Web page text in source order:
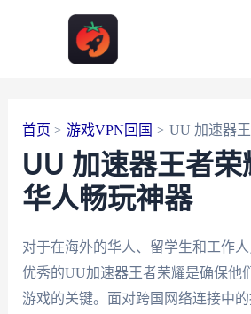
首页 游戏VPN回国 UU 加速器
UU 加速器王者荣
华人畅玩神器
对于在海外的华人、留学生和工作
优秀的UU加速器王者荣耀是确保他
游戏的关键。面对跨国网络连接中